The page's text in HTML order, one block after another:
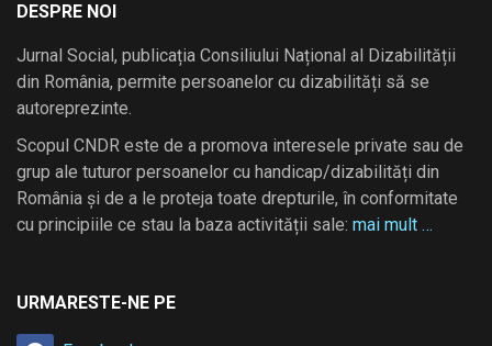
DESPRE NOI
Jurnal Social, publicația Consiliului Național al Dizabilității
din România, permite persoanelor cu dizabilități să se
autoreprezinte.
Scopul CNDR este de a promova interesele private sau de
grup ale tuturor persoanelor cu handicap/dizabilități din
România și de a le proteja toate drepturile, în conformitate
cu principiile ce stau la baza activității sale: mai mult …
URMARESTE-NE PE